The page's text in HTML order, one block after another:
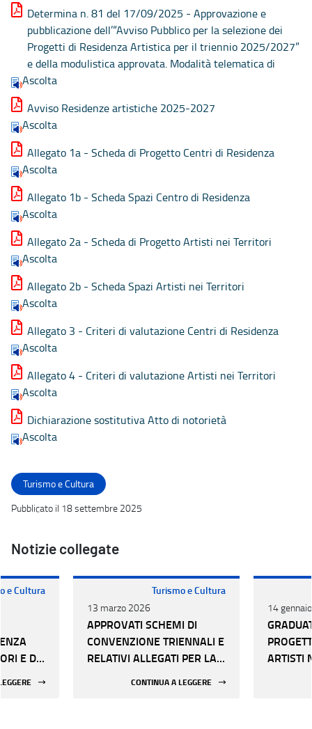
Determina n. 81 del 17/09/2025 - Approvazione e
pubblicazione dell’“Avviso Pubblico per la selezione dei
Progetti di Residenza Artistica per il triennio 2025/2027”
e della modulistica approvata. Modalità telematica di
Ascolta
Avviso Residenze artistiche 2025-2027
Ascolta
Allegato 1a - Scheda di Progetto Centri di Residenza
Ascolta
Allegato 1b - Scheda Spazi Centro di Residenza
Ascolta
Allegato 2a - Scheda di Progetto Artisti nei Territori
Ascolta
Allegato 2b - Scheda Spazi Artisti nei Territori
Ascolta
Allegato 3 - Criteri di valutazione Centri di Residenza
Ascolta
Allegato 4 - Criteri di valutazione Artisti nei Territori
Ascolta
Dichiarazione sostitutiva Atto di notorietà
Ascolta
Turismo e Cultura
Pubblicato il 18 settembre 2025
Notizie collegate
e Cultura
E DEI
Turismo e Cultura
13 marzo 2026
APPROVATI SCHEMI DI
CONVENZIONE TRIENNALI E
RELATIVI ALLEGATI PER LA
CONTINUA A LEGGERE
14
ARTISTI